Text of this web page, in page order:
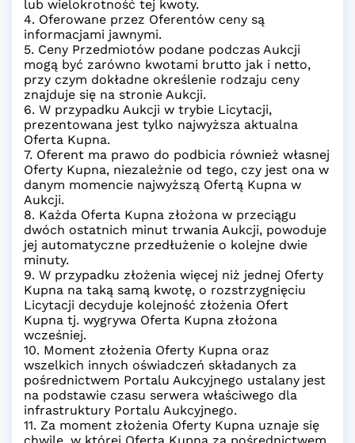
lub wielokrotność tej kwoty.
4. Oferowane przez Oferentów ceny są
informacjami jawnymi.
5. Ceny Przedmiotów podane podczas Aukcji
mogą być zarówno kwotami brutto jak i netto,
przy czym dokładne określenie rodzaju ceny
znajduje się na stronie Aukcji.
6. W przypadku Aukcji w trybie Licytacji,
prezentowana jest tylko najwyższa aktualna
Oferta Kupna.
7. Oferent ma prawo do podbicia również własnej
Oferty Kupna, niezależnie od tego, czy jest ona w
danym momencie najwyższą Ofertą Kupna w
Aukcji.
8. Każda Oferta Kupna złożona w przeciągu
dwóch ostatnich minut trwania Aukcji, powoduje
jej automatyczne przedłużenie o kolejne dwie
minuty.
9. W przypadku złożenia więcej niż jednej Oferty
Kupna na taką samą kwotę, o rozstrzygnięciu
Licytacji decyduje kolejność złożenia Ofert
Kupna tj. wygrywa Oferta Kupna złożona
wcześniej.
10. Moment złożenia Oferty Kupna oraz
wszelkich innych oświadczeń składanych za
pośrednictwem Portalu Aukcyjnego ustalany jest
na podstawie czasu serwera właściwego dla
infrastruktury Portalu Aukcyjnego.
11. Za moment złożenia Oferty Kupna uznaje się